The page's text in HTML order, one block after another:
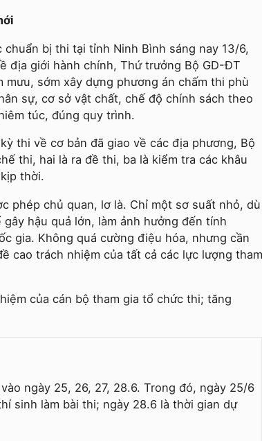
bị thi tại tỉnh Ninh Bình sáng nay 13/6,
địa giới hành chính, Thứ trưởng Bộ GD-ĐT
sớm xây dựng phương án chấm thi phù
sự, cơ sở vật chất, chế độ chính sách theo
túc, đúng quy trình.
thi về cơ bản đã giao về các địa phương, Bộ
thi, hai là ra đề thi, ba là kiểm tra các khâu
thời.
phép chủ quan, lơ là. Chỉ một sơ suất nhỏ, dù
hậu quả lớn, làm ảnh hưởng đến tính
gia. Không quá cường điệu hóa, nhưng cần
cao trách nhiệm của tất cả các lực lượng tham
của cán bộ tham gia tổ chức thi; tăng
ngày 25, 26, 27, 28.6. Trong đó, ngày 25/6
sinh làm bài thi; ngày 28.6 là thời gian dự